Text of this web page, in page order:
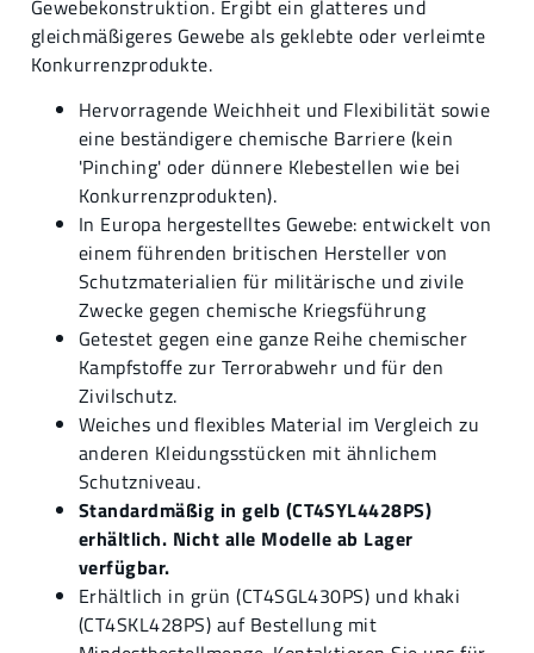
Gewebekonstruktion. Ergibt ein glatteres und
gleichmäßigeres Gewebe als geklebte oder verleimte
Konkurrenzprodukte.
Hervorragende Weichheit und Flexibilität sowie
eine beständigere chemische Barriere (kein
'Pinching' oder dünnere Klebestellen wie bei
Konkurrenzprodukten).
In Europa hergestelltes Gewebe: entwickelt von
einem führenden britischen Hersteller von
Schutzmaterialien für militärische und zivile
Zwecke gegen chemische Kriegsführung
Getestet gegen eine ganze Reihe chemischer
Kampfstoffe zur Terrorabwehr und für den
Zivilschutz.
Weiches und flexibles Material im Vergleich zu
anderen Kleidungsstücken mit ähnlichem
Schutzniveau.
Standardmäßig in gelb (CT4SYL4428PS)
erhältlich. Nicht alle Modelle ab Lager
verfügbar.
Erhältlich in grün (CT4SGL430PS) und khaki
(CT4SKL428PS) auf Bestellung mit